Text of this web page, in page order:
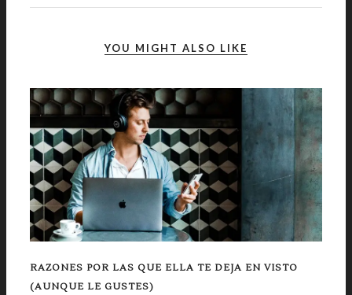
YOU MIGHT ALSO LIKE
RAZONES POR LAS QUE ELLA TE DEJA EN VISTO
(AUNQUE LE GUSTES)